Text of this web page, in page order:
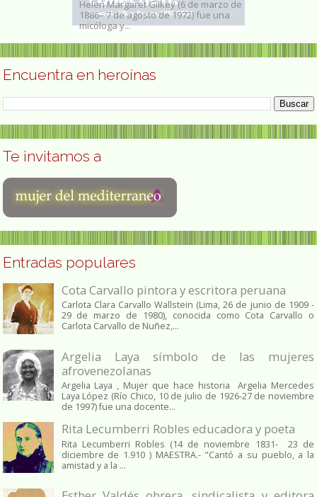
Helen Margaret Gilkey (6 de marzo de
1886– 7 de agosto de 1972) fue una
micóloga y...
Encuentra en heroínas
Te invitamos a
Entradas populares
Cota Carvallo pintora y escritora peruana
Carlota Clara Carvallo Wallstein (Lima, 26 de junio de 1909 -
29 de marzo de 1980), conocida como Cota Carvallo o
Carlota Carvallo de Nuñez,...
Argelia Laya símbolo de las mujeres
afrovenezolanas
Argelia Laya , Mujer que hace historia Argelia Mercedes
Laya López (Río Chico, 10 de julio de 1926-27 de noviembre
de 1997) fue una docente...
Rita Lecumberri Robles educadora y poeta
Rita Lecumberri Robles (14 de noviembre 1831- 23 de
diciembre de 1.910 ) MAESTRA.- "Cantó a su pueblo, a la
amistad y a la ...